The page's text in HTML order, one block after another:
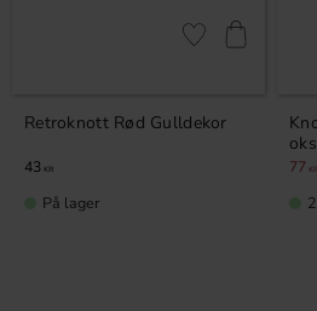
Retroknott Rød Gulldekor
43 KR
Lagre som favoritt
På lager
77 KR